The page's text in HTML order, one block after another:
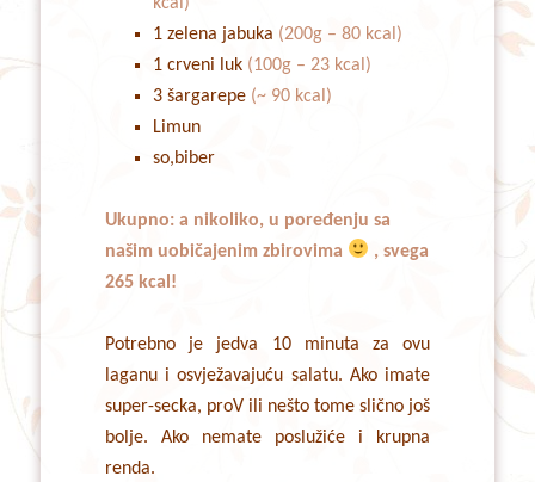
1 zelena jabuka (200g – 80 kcal)
1 crveni luk(100g – 23 kcal)
3 šargarepe (~ 90 kcal)
Limun
so,biber
Ukupno: a nikoliko, u poređenju sa
našim uobičajenim zbirovima
, svega
265 kcal!
Potrebno je jedva 10 minuta za ovu
laganu i osvježavajuću salatu. Ako imate
super-secka, proV ili nešto tome slično još
bolje. Ako nemate poslužiće i krupna
renda.